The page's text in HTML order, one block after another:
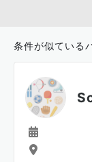
条件が似ている